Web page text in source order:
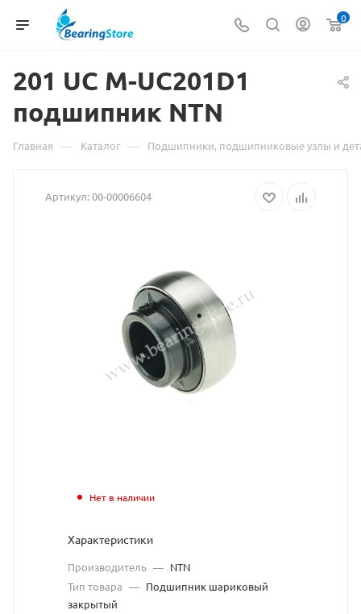
0
201 UC M-UC201D1
товаре
UC
подшипник NTN
Главная — Каталог — Подшипники, подшипниковые узлы и
Артикул:00-00006604
Нет в наличии
Характеристики
Производитель — NTN
Тип товара — Подшипник шариковый
закрытый